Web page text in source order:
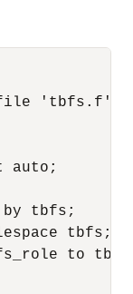
'tbfs.f'
auto;
tbfs;
tbfs;
to